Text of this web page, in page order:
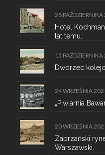
28 PAŹDZIERNIKA
Hotel
lat temu.
15 PAŹDZIERNIKA
Dworzec
24 WRZEŚNIA
„Piwiarnia
20 WRZEŚNIA
Zabrzański
Warszawski.